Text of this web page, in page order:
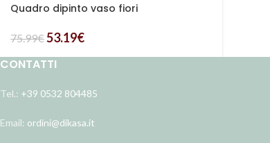
Quadro dipinto vaso fiori
75.99€53.19€
CONTATTI
Tel.: +39 0532 804485
Email: ordini@dikasa.it